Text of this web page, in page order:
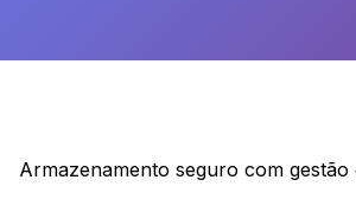
Armazenamento seguro com gestão